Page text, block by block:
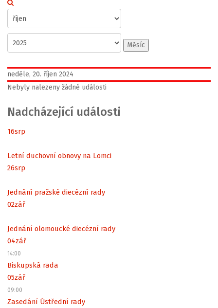
Měsíc
neděle, 20. říjen 2024
Nebyly nalezeny žádné události
Nadcházející události
16srp
Letní duchovní obnovy na Lomci
26srp
Jednání pražské diecézní rady
02zář
Jednání olomoucké diecézní rady
04zář
14:00
Biskupská rada
05zář
09:00
Zasedání Ústřední rady